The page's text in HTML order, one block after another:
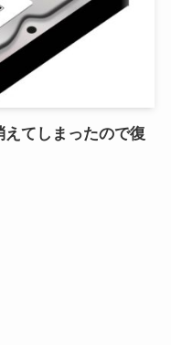
てしまったので復